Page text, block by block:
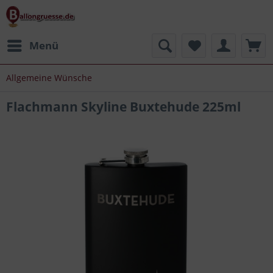
Menü
Allgemeine Wünsche
Flachmann Skyline Buxtehude 225ml